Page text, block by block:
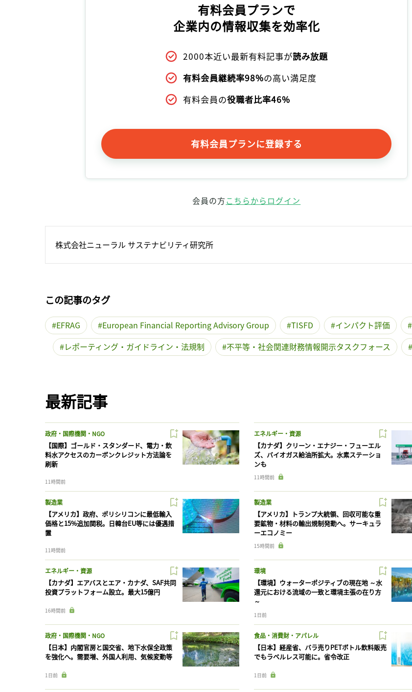
有料会員プランで
企業内の情報収集を効率化
2000本近い最新有料記事が読み放題
有料会員継続率98%の高い満足度
有料会員の役職者比率46%
有料会員プランに登録する
会員の方こちらからログイン
株式会社ニューラル サステナビリティ研究所
この記事のタグ
EFRAG European Financial Reporting Advisory Group TISFD インパクト評価
レポーティング・ガイドライン・法規制
不平等・社会関連財務情報開示タスクフォース
最新記事
政府・国際機関・NGO
【国際】ゴールド・スタンダード、電力・飲
料水アクセスのカーボンクレジット方法論を
刷新
11時間前
エネルギー・資源
【カナダ】クリーン・エナジー・フューエル
ズ、バイオガス給油所拡大。水素ステーショ
ンも
11時間前
製造業
【アメリカ】政府、ポリシリコンに最低輸入
価格と15%追加関税。日韓台EU等には優遇措
置
11時間前
製造業
【アメリカ】トランプ大統領、回収可能な重
要鉱物・材料の輸出規制発動へ。サーキュラ
ーエコノミー
15時間前
エネルギー・資源
【カナダ】エアバスとエア・カナダ、SAF共同
投資プラットフォーム設立。最大15億円
16時間前
環境
【環境】ウォーターポジティブの現在地 ～水
還元における流域の一致と環境主張の在り方
～
1日前
政府・国際機関・NGO
【日本】内閣官房と国交省、地下水保全政策
を強化へ。需要増、外国人利用、気候変動等
1日前
食品・消費財・アパレル
【日本】経産省、バラ売りPETボトル飲料販売
でもラベルレス可能に。省令改正
1日前
ログインが必要です
ログイン